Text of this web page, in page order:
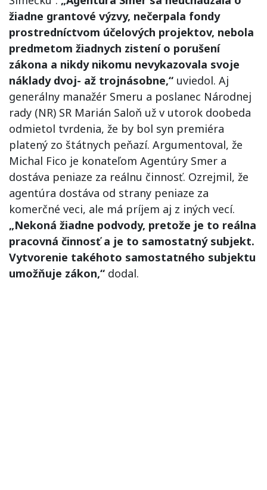
žiadne grantové výzvy, nečerpala fondy
prostredníctvom účelových projektov, nebola
predmetom žiadnych zistení o porušení
zákona a nikdy nikomu nevykazovala svoje
náklady dvoj- až trojnásobne,“ uviedol. Aj
generálny manažér Smeru a poslanec Národnej
rady (NR) SR Marián Saloň už v utorok doobeda
odmietol tvrdenia, že by bol syn premiéra
platený zo štátnych peňazí. Argumentoval, že
Michal Fico je konateľom Agentúry Smer a
dostáva peniaze za reálnu činnosť. Ozrejmil, že
agentúra dostáva od strany peniaze za
komerčné veci, ale má príjem aj z iných vecí.
„Nekoná žiadne podvody, pretože je to reálna
pracovná činnosť a je to samostatný subjekt.
Vytvorenie takéhoto samostatného subjektu
umožňuje zákon,“ dodal.